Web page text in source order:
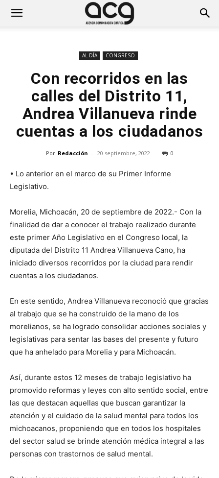
AL DÍA CONGRESO
Con recorridos en las
calles del Distrito 11,
Andrea Villanueva rinde
cuentas a los ciudadanos
Por Redacción - 20 septiembre, 2022 0
• Lo anterior en el marco de su Primer Informe
Legislativo.
Morelia, Michoacán, 20 de septiembre de 2022.- Con la
finalidad de dar a conocer el trabajo realizado durante
este primer Año Legislativo en el Congreso local, la
diputada del Distrito 11 Andrea Villanueva Cano, ha
iniciado diversos recorridos por la ciudad para rendir
cuentas a los ciudadanos.
En este sentido, Andrea Villanueva reconoció que gracias
al trabajo que se ha construido de la mano de los
morelianos, se ha logrado consolidar acciones sociales y
legislativas para sentar las bases del presente y futuro
que ha anhelado para Morelia y para Michoacán.
Así, durante estos 12 meses de trabajo legislativo ha
promovido reformas y leyes con alto sentido social, entre
las que destacan aquellas que buscan garantizar la
atención y el cuidado de la salud mental para todos los
michoacanos, proponiendo que en todos los hospitales
del sector salud se brinde atención médica integral a las
personas con trastornos de salud mental.